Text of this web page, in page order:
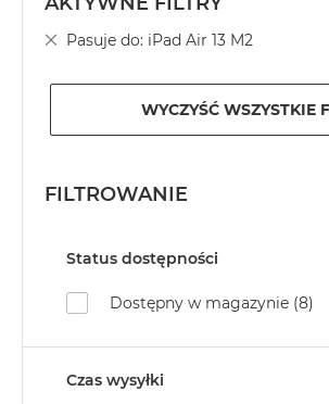
Neo
Według
pojemności
MacBook
MacBook
512GB
Pasuje do iPad Air 13 M2
Usuń
element
WYCZYŚĆ WSZYSTKIE
FILTROWANIE
Status dostępności
Dostępny w magazynie (8)
Czas wysyłki